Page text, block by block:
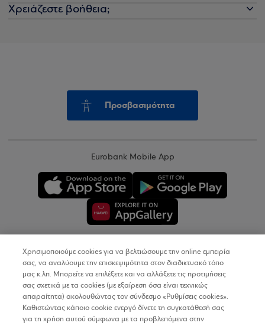
Χρειάζεστε βοήθεια;
Προσβασιμότητα
Eurobank Mobile App
Copyright © 2026
Όροι Χρήσης
Προσωπικά Δεδομένα στον Διαδικτυακό Τόπο
Χρησιμοποιούμε cookies για να βελτιώσουμε την online εμπειρία
σας, να αναλύουμε την επισκεψιμότητα στον διαδικτυακό τόπο
μας κ.λπ. Μπορείτε να επιλέξετε και να αλλάξετε τις προτιμήσεις
σας σχετικά με τα cookies (με εξαίρεση όσα είναι τεχνικώς
απαραίτητα) ακολουθώντας τον σύνδεσμο «Ρυθμίσεις cookies».
Καθιστώντας κάποιο cookie ενεργό δίνετε τη συγκατάθεσή σας
για τη χρήση αυτού σύμφωνα με τα προβλεπόμενα στην